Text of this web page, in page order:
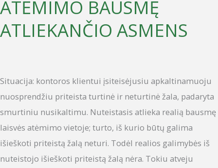
ATĖMIMO BAUSMĘ
ATLIEKANČIO ASMENS
Situacija: kontoros klientui įsiteisėjusiu apkaltinamuoju
nuosprendžiu priteista turtinė ir neturtinė žala, padaryta
smurtiniu nusikaltimu. Nuteistasis atlieka realią bausmę
laisvės atėmimo vietoje; turto, iš kurio būtų galima
išieškoti priteistą žalą neturi. Todėl realios galimybės iš
nuteistojo išieškoti priteistą žalą nėra. Tokiu atveju